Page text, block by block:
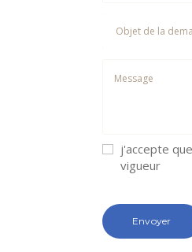
j'accepte
vigueur